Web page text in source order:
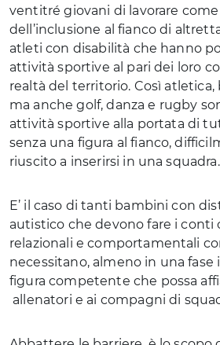
ventitré giovani di lavorare
dell’inclusione al fianco di
atleti con disabilità che hanno
attività sportive al pari dei loro
realtà del territorio. Così atletica,
ma anche golf, danza e rugby
attività sportive alla portata di
senza una figura al fianco,
riuscito a inserirsi in una squadra.
E’ il caso di tanti bambini con
autistico che devono fare i conti
relazionali e comportamentali
necessitano, almeno in una fase
figura competente che possa
allenatori e ai compagni di